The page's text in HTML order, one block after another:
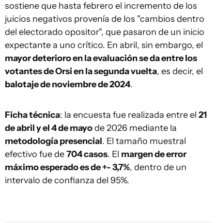
sostiene que hasta febrero el incremento de los
juicios negativos provenía de los "cambios dentro
del electorado opositor", que pasaron de un inicio
expectante a uno crítico. En abril, sin embargo, el
mayor deterioro en la evaluación se da entre los
votantes de Orsi en la segunda vuelta, es decir, el
balotaje de noviembre de 2024.
Ficha técnica: la encuesta fue realizada entre el 21
de abril y el 4 de mayode 2026 mediante la
metodología presencial. El tamaño muestral
efectivo fue de704 casos. El margen de error
máximo esperado es de +- 3,7%, dentro de un
intervalo de confianza del 95%.